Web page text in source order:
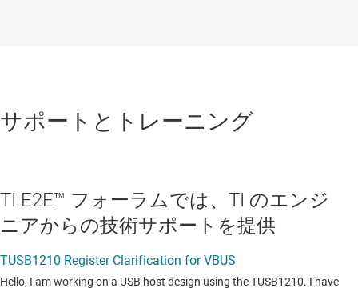
サポートとトレーニング
TI E2E™ フォーラムでは、TI のエンジ
ニアからの技術サポートを提供